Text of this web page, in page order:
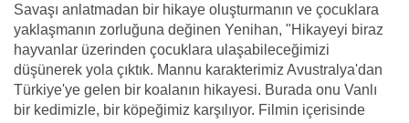
Savaşı anlatmadan bir hikaye oluşturmanın ve çocuklara
yaklaşmanın zorluğuna değinen Yenihan, "Hikayeyi biraz
hayvanlar üzerinden çocuklara ulaşabileceğimizi
düşünerek yola çıktık. Mannu karakterimiz Avustralya'dan
Türkiye'ye gelen bir koalanın hikayesi. Burada onu Vanlı
bir kedimizle, bir köpeğimiz karşılıyor. Filmin içerisinde